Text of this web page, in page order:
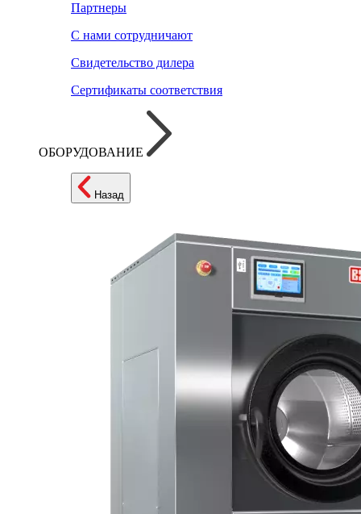
Партнеры
С нами сотрудничают
Свидетельство дилера
Сертификаты соответствия
ОБОРУДОВАНИЕ
Назад